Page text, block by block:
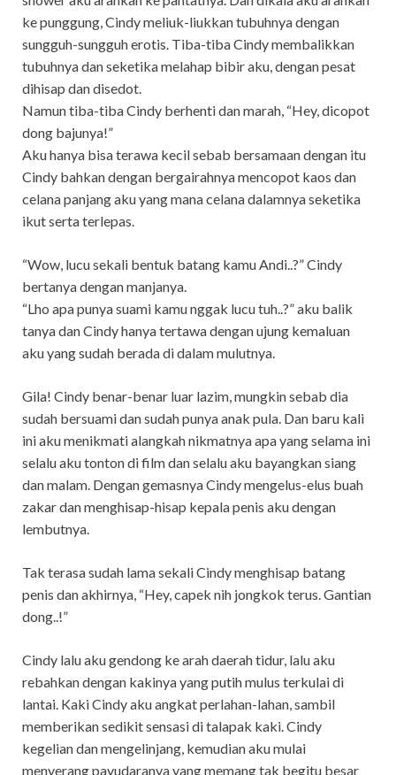
ke punggung, Cindy meliuk-liukkan tubuhnya dengan
sungguh-sungguh erotis. Tiba-tiba Cindy membalikkan
tubuhnya dan seketika melahap bibir aku, dengan pesat
dihisap dan disedot.
Namun tiba-tiba Cindy berhenti dan marah, “Hey, dicopot
dong bajunya!”
Aku hanya bisa terawa kecil sebab bersamaan dengan itu
Cindy bahkan dengan bergairahnya mencopot kaos dan
celana panjang aku yang mana celana dalamnya seketika
ikut serta terlepas.
“Wow, lucu sekali bentuk batang kamu Andi..?” Cindy
bertanya dengan manjanya.
“Lho apa punya suami kamu nggak lucu tuh..?” aku balik
tanya dan Cindy hanya tertawa dengan ujung kemaluan
aku yang sudah berada di dalam mulutnya.
Gila! Cindy benar-benar luar lazim, mungkin sebab dia
sudah bersuami dan sudah punya anak pula. Dan baru kali
ini aku menikmati alangkah nikmatnya apa yang selama ini
selalu aku tonton di film dan selalu aku bayangkan siang
dan malam. Dengan gemasnya Cindy mengelus-elus buah
zakar dan menghisap-hisap kepala penis aku dengan
lembutnya.
Tak terasa sudah lama sekali Cindy menghisap batang
penis dan akhirnya, “Hey, capek nih jongkok terus. Gantian
dong..!”
Cindy lalu aku gendong ke arah daerah tidur, lalu aku
rebahkan dengan kakinya yang putih mulus terkulai di
lantai. Kaki Cindy aku angkat perlahan-lahan, sambil
memberikan sedikit sensasi di talapak kaki. Cindy
kegelian dan mengelinjang, kemudian aku mulai
menyerang payudaranya yang memang tak begitu besar